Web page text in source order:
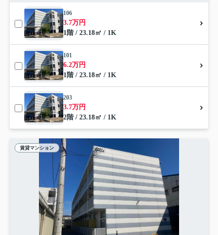
106
3.7万円
1階 / 23.18㎡ / 1K
101
6.2万円
1階 / 23.18㎡ / 1K
203
3.7万円
2階 / 23.18㎡ / 1K
賃貸マンション